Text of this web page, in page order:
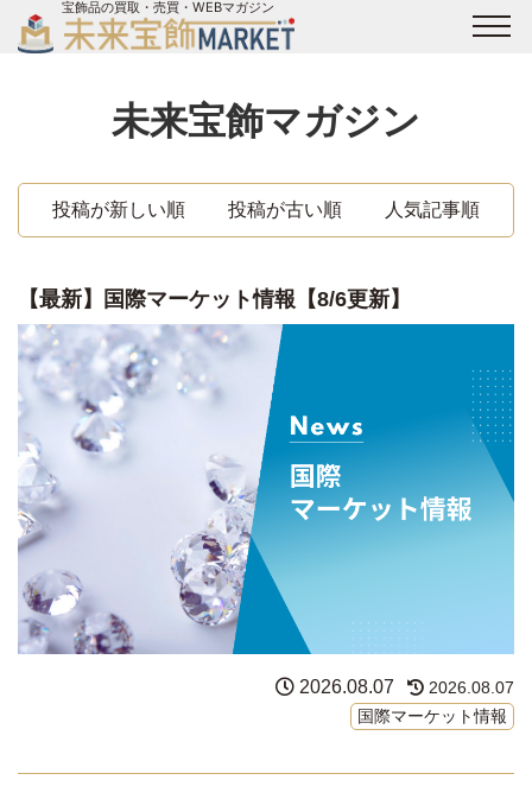
宝飾品の買取・売買・WEBマガジン
ジュエリー買取
未来宝飾マガジン
運営会社
未来宝飾マガジン
投稿が新しい順 投稿が古い順 人気記事順
【最新】国際マーケット情報【8/6更新】
2026.08.07
2026.08.07
国際マーケット情報